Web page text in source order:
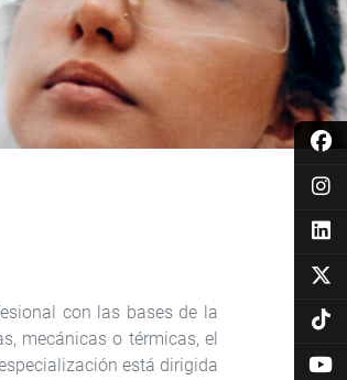
con las bases de la
mecánicas o térmicas, el
está dirigida